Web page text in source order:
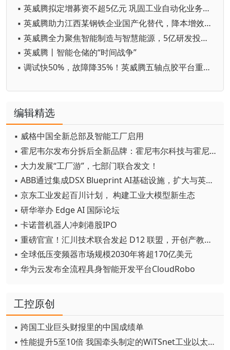
▪ 英威腾拟定增募资不超5亿元 巩固工业自动化业务抢占AI数据中心赛道
▪ 英威腾助力江西某钢铁企业国产化替代，降本增效“淘”真金
▪ 英威腾全力聚焦智能制造与智慧能源，5亿研发投入引领行业创新
▪ 英威腾丨智能仓储的“时间战争”
▪ 调试快50%，故障降35%！英威腾五轴点胶平台重塑智能设备生产效率
编辑精选
▪ 威格中国全新总部及智能工厂启用
▪ 霍尼韦尔发布分拆后全新品牌：霍尼韦尔科技与霍尼韦尔航空航天
▪ 大力发展“工厂游”，七部门联合发文！
▪ ABB通过集成DSX Blueprint AI基础设施，扩大与英伟达的合作
▪ 京东工业发起百川计划， 构建工业大模型新生态
▪ 研华举办 Edge AI 国际论坛
▪ 卡诺普机器人冲刺港股IPO
▪ 重磅官宣！汇川技术联合发起 D12 联盟，开创产教融合新范式
▪ 全球低压变频器市场规模2030年将超170亿美元
▪ 华为云发布全流程具身智能开发平台CloudRobo
工控原创
▪ 跨国工业巨头财报里的中国成绩单
▪ 性能提升5至10倍 我国牵头制定的WiTSnet工业以太网国际标准正式发布